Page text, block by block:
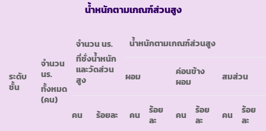
น้ำหนักตามเกณฑ์ส่วนสูง
ระดับ
ชั้น
จำนวน
นร.
ทั้งหมด
(คน)
จำนวน นร.
ที่ชั่งน้ำหนัก
และวัดส่วน
สูง
น้ำหนักตามเกณฑ์ส่วนสูง
ผอม
ค่อนข้าง
ผอม
สมส่วน
คน ร้อยละ คน
ร้อย
ละ
คน
ร้อย
ละ
คน
ร้อย
ละ